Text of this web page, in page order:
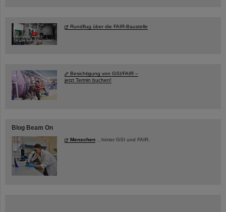
Rundflug über die FAIR-Baustelle
Besichtigung von GSI/FAIR –
jetzt Termin buchen!
Blog Beam On
Menschen ...hinter GSI und FAIR.